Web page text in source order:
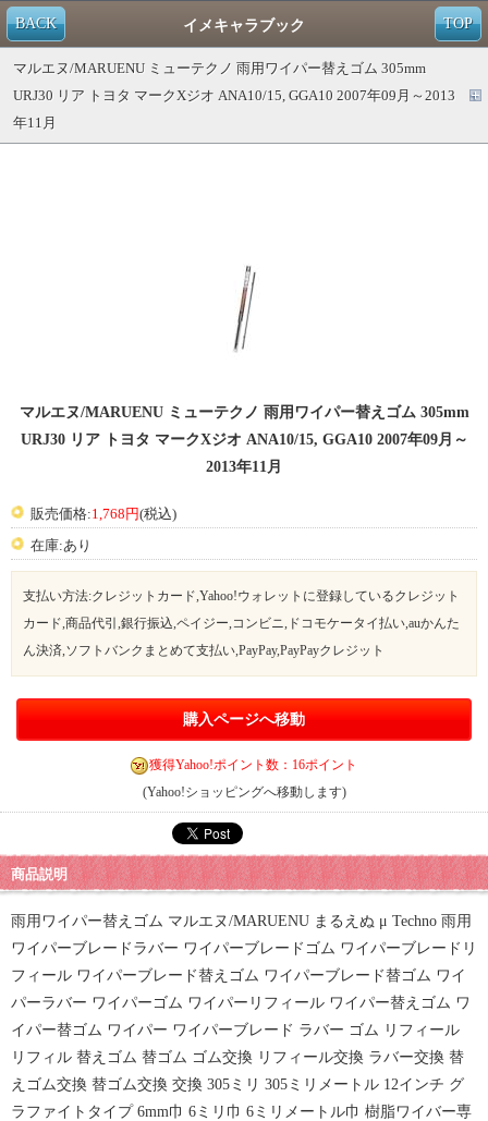
TOP
BACK イメキャラブック
マルエヌ/MARUENU ミューテクノ 雨用ワイパー替えゴム 305mm
URJ30 リア トヨタ マークXジオ ANA10/15, GGA10 2007年09月～2013
年11月
マルエヌ/MARUENU ミューテクノ 雨用ワイパー替えゴム 305mm
URJ30 リア トヨタ マークXジオ ANA10/15, GGA10 2007年09月～
2013年11月
販売価格:1,768円(税込)
在庫:あり
支払い方法:クレジットカード,Yahoo!ウォレットに登録しているクレジット
カード,商品代引,銀行振込,ペイジー,コンビニ,ドコモケータイ払い,auかんた
ん決済,ソフトバンクまとめて支払い,PayPay,PayPayクレジット
購入ページへ移動
獲得Yahoo!ポイント数：16ポイント
(Yahoo!ショッピングへ移動します)
商品説明
雨用ワイパー替えゴム マルエヌ/MARUENU まるえぬ μ Techno 雨用
ワイパーブレードラバー ワイパーブレードゴム ワイパーブレードリ
フィール ワイパーブレード替えゴム ワイパーブレード替ゴム ワイ
パーラバー ワイパーゴム ワイパーリフィール ワイパー替えゴム ワ
イパー替ゴム ワイパー ワイパーブレード ラバー ゴム リフィール
リフィル 替えゴム 替ゴム ゴム交換 リフィール交換 ラバー交換 替
えゴム交換 替ゴム交換 交換 305ミリ 305ミリメートル 12インチ グ
ラファイトタイプ 6mm巾 6ミリ巾 6ミリメートル巾 樹脂ワイバー専